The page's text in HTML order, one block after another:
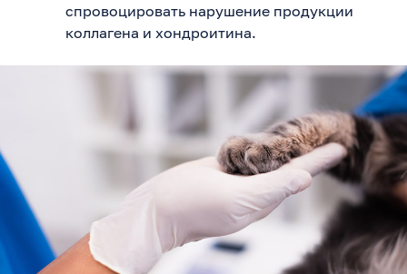
спровоцировать нарушение продукции
коллагена и хондроитина.